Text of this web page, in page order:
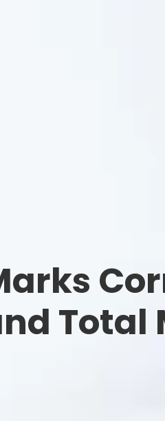
Total